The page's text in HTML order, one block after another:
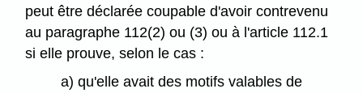
peut être déclarée coupable d'avoir contrevenu
au paragraphe 112(2) ou (3) ou à l'article 112.1
si elle prouve, selon le cas :
a) qu'elle avait des motifs valables de